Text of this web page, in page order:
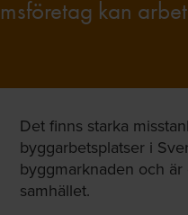
kan
Det finns starka
byggarbetsplatser i
byggmarknaden och
samhället.